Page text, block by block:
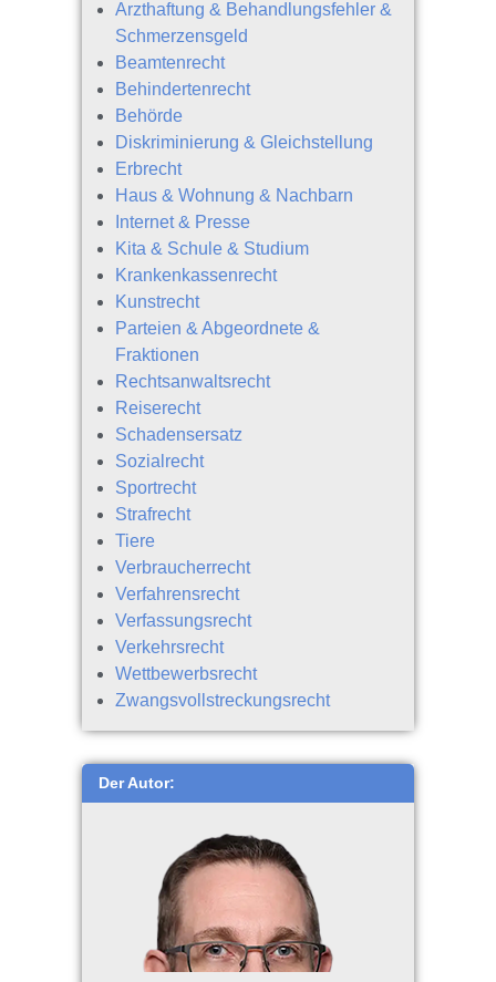
Arzthaftung & Behandlungsfehler &
Schmerzensgeld
Beamtenrecht
Behindertenrecht
Behörde
Diskriminierung & Gleichstellung
Erbrecht
Haus & Wohnung & Nachbarn
Internet & Presse
Kita & Schule & Studium
Krankenkassenrecht
Kunstrecht
Parteien & Abgeordnete &
Fraktionen
Rechtsanwaltsrecht
Reiserecht
Schadensersatz
Sozialrecht
Sportrecht
Strafrecht
Tiere
Verbraucherrecht
Verfahrensrecht
Verfassungsrecht
Verkehrsrecht
Wettbewerbsrecht
Zwangsvollstreckungsrecht
Der Autor: